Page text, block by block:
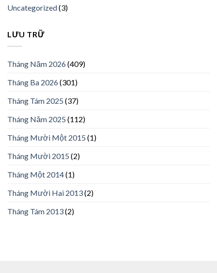
Uncategorized(3)
LƯU TRỮ
Tháng Năm 2026(409)
Tháng Ba 2026(301)
Tháng Tám 2025 (37)
Tháng Năm 2025 (112)
Tháng Mười Một 2015 (1)
Tháng Mười 2015 (2)
Tháng Một 2014(1)
Tháng Mười Hai 2013(2)
Tháng Tám 2013(2)